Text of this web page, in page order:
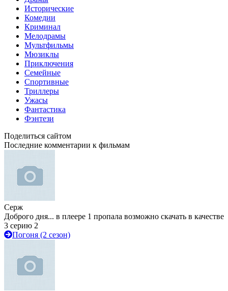
Исторические
Комедии
Криминал
Мелодрамы
Мультфильмы
Мюзиклы
Приключения
Семейные
Спортивные
Триллеры
Ужасы
Фантастика
Фэнтези
Поделиться сайтом
Последние комментарии к фильмам
Серж
Доброго дня... в плеере 1 пропала возможно скачать в качестве
3 серию 2
Погоня (2 сезон)